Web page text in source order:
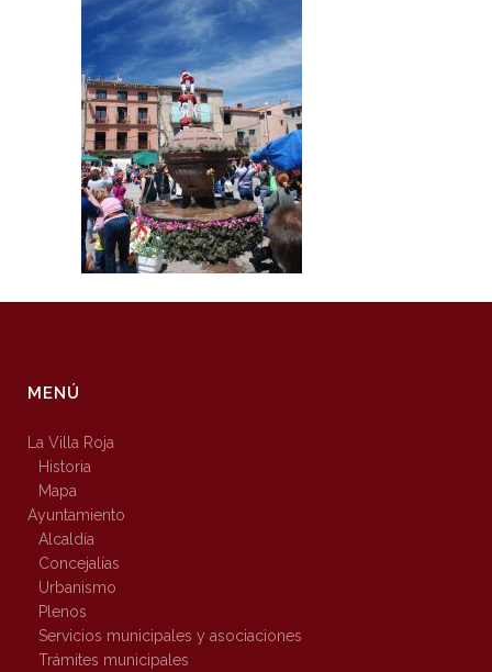
MENÚ
La Villa Roja
Historia
Mapa
Ayuntamiento
Alcaldía
Concejalías
Urbanismo
Plenos
Servicios municipales y asociaciones
Trámites municipales